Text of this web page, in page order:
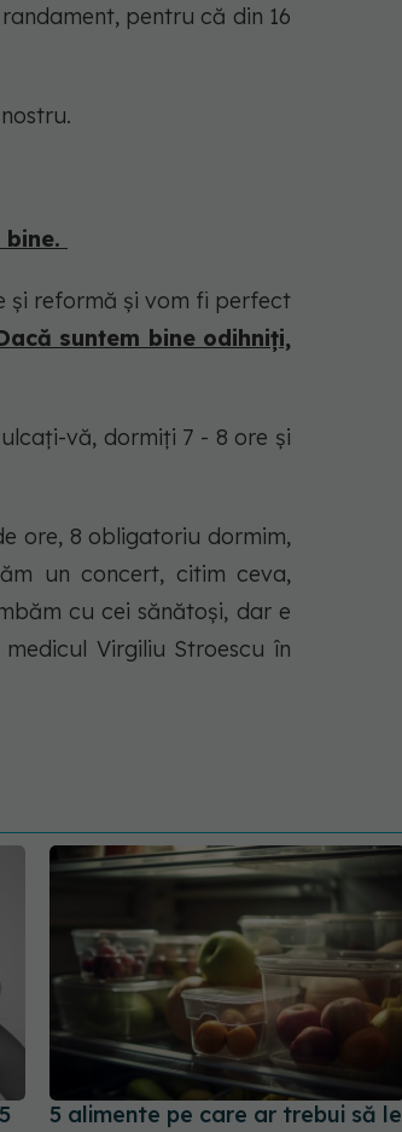
pentru că din 16
și reformă și vom fi perfect
suntem bine odihniți,
vă, dormiți 7 - 8 ore și
ore, 8 obligatoriu dormim,
un concert, citim ceva,
cu cei sănătoși, dar e
Virgiliu Stroescu în
5 alimente pe care ar trebui să le